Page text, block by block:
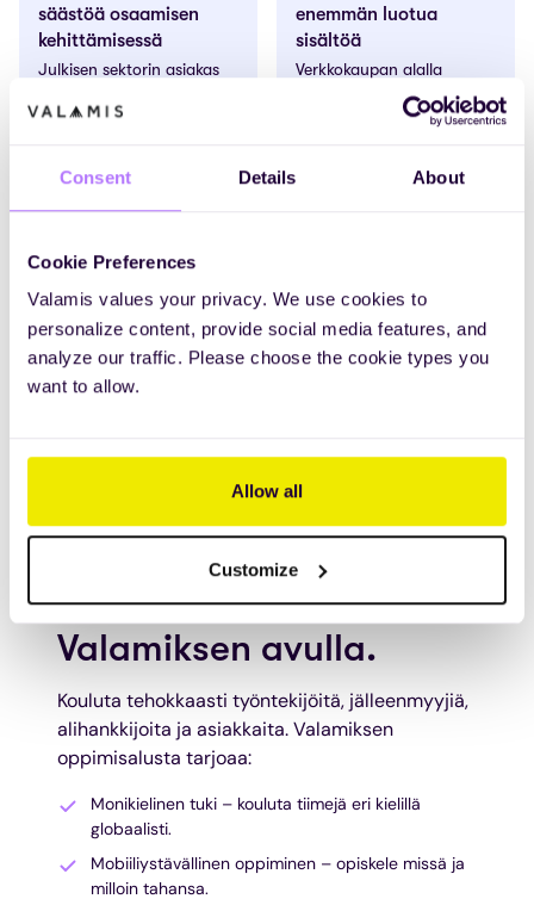
Consent Details About
Cookie Preferences
Valamis values your privacy. We use cookies to
personalize content, provide social media features, and
analyze our traffic. Please choose the cookie types you
want to allow.
Allow all
Customize
säästöä osaamisen
kehittämisessä
Julkisen sektorin asiakas
valtavan säästön
enemmän luotua
sisältöä
Verkkokaupan alalla
toimiva asiakas nosti
sisäistä sisällöntuotantoa
Kehitä liiketoimintaasi
Valamiksen avulla.
Kouluta tehokkaasti työntekijöitä, jälleenmyyjiä,
alihankkijoita ja asiakkaita. Valamiksen
oppimisalusta tarjoaa:
Monikielinen tuki – kouluta tiimejä eri kielillä
globaalisti.
Mobiiliystävällinen oppiminen – opiskele missä ja
milloin tahansa.